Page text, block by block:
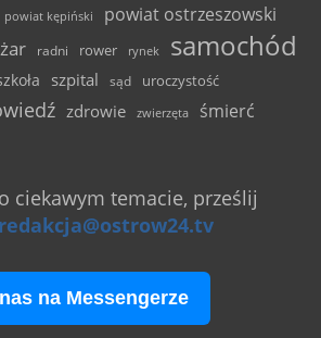
powiat kępiński powiat ostrzeszowski
radni rower rynek samochód
szpital sąd uroczystość
zdrowie zwierzęta śmierć
ciekawym temacie, prześlij
redakcja@ostrow24.tv
na Messengerze